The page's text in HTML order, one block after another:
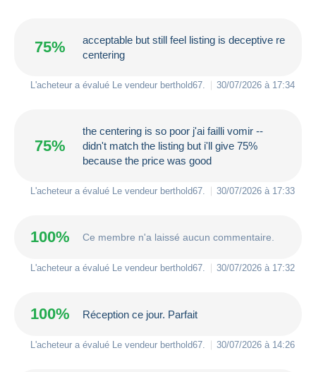
75%
acceptable but still feel listing is deceptive re
centering
L'acheteur a évalué Le vendeur berthold67. 30/07/2026 à 17:34
75%
the centering is so poor j'ai failli vomir --
didn't match the listing but i'll give 75%
because the price was good
L'acheteur a évalué Le vendeur berthold67. 30/07/2026 à 17:33
100% Ce membre n'a laissé aucun commentaire.
L'acheteur a évalué Le vendeur berthold67. 30/07/2026 à 17:32
100% Réception ce jour. Parfait
L'acheteur a évalué Le vendeur berthold67. 30/07/2026 à 14:26